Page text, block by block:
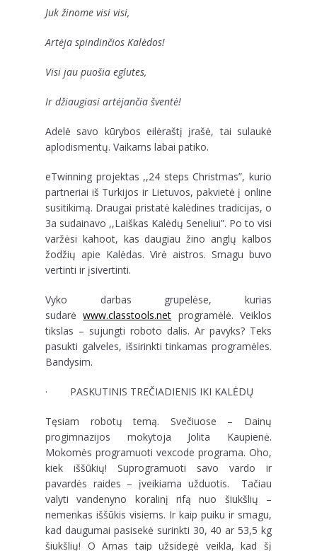
Juk žinome visi visi,
Artėja spindinčios Kalėdos!
Visi jau puošia eglutes,
Ir džiaugiasi artėjančia šventė!
Adelė savo kūrybos eilėraštį įrašė, tai sulaukė
aplodismentų. Vaikams labai patiko.
eTwinning projektas ,,24 steps Christmas”, kurio
partneriai iš Turkijos ir Lietuvos, pakvietė į online
susitikimą. Draugai pristatė kalėdines tradicijas, o
3a sudainavo ,,Laiškas Kalėdų Seneliui”. Po to visi
varžėsi kahoot, kas daugiau žino anglų kalbos
žodžių apie Kalėdas. Virė aistros. Smagu buvo
vertinti ir įsivertinti.
Vyko darbas grupelėse, kurias
sudarėwww.classtools.net programėlė. Veiklos
tikslas – sujungti roboto dalis. Ar pavyks? Teks
pasukti galveles, išsirinkti tinkamas programėles.
Bandysim.
· PASKUTINIS TREČIADIENIS IKI KALĖDŲ
Tęsiam robotų temą. Svečiuose – Dainų
progimnazijos mokytoja Jolita Kaupienė.
Mokomės programuoti vexcode programa. Oho,
kiek iššūkių! Suprogramuoti savo vardo ir
pavardės raides – įveikiama užduotis. Tačiau
valyti vandenyno koralinį rifą nuo šiukšlių –
nemenkas iššūkis visiems. Ir kaip puiku ir smagu,
kad daugumai pasisekė surinkti 30, 40 ar 53,5 kg
šiukšlių! O Arnas taip užsidegė veikla, kad šį